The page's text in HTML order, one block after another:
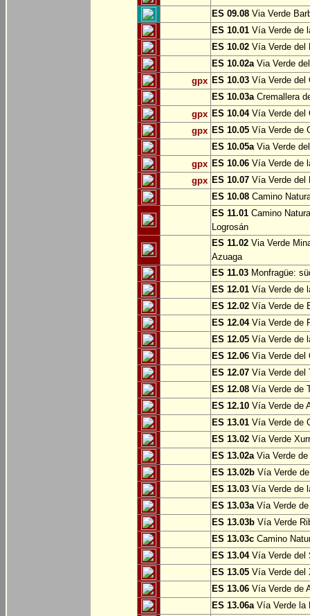
ES 09.08 Via Verde
ES 10.01 Vía Verde de
ES 10.02 Vía Verde del
ES 10.02aVia Verde
gpx ES 10.03 Vía Verde del
ES 10.03aCremallera
gpx ES 10.04Vía Verde del
gpx ES 10.05 Vía Verde de
ES 10.05aVia Verde
gpx ES 10.06 Vía Verde de
gpx ES 10.07 Vía Verde del
ES 10.08 Camino
ES 11.01 Camino
Logrosán
ES 11.02 Via Verde
Azuaga
ES 11.03 Monfragüe:
ES 12.01 Vía Verde de
ES 12.02 Vía Verde de
ES 12.04Vía Verde de
ES 12.05 Vía Verde de
ES 12.06 Vìa Verde del
ES 12.07 Vía Verde del
ES 12.08 Vía Verde de
ES 12.10 Vía Verde de
ES 13.01 Vía Verde de
ES 13.02 Vía Verde
ES 13.02aVia Verde de
ES 13.02b Vía Verde
ES 13.03 Vía Verde de
ES 13.03aVía Verde de
ES 13.03b Vía Verde
ES 13.03c Camino
ES 13.04Vía Verde del
ES 13.05 Vía Verde del
ES 13.06 Vía Verde de
ES 13.06aVía Verde la